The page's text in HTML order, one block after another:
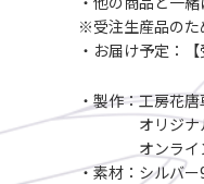
※受注生産品のた
・お届け予定：
・製作：工房花唐
オリジナルブ
オンラインシ
・素材：シルバー